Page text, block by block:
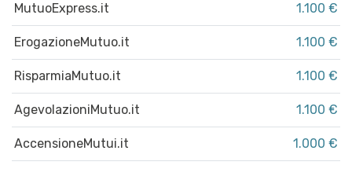
MutuoExpress.it 1.100 €
ErogazioneMutuo.it 1.100 €
RisparmiaMutuo.it 1.100 €
AgevolazioniMutuo.it 1.100 €
AccensioneMutui.it 1.000 €